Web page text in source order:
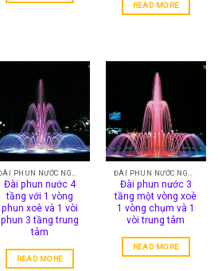
READ MORE
Đài phun nước 4
tầng với 1 vòng
phun xoè và 1 vòi
phun 3 tầng trung
tâm
READ MORE
Đài phun nước 3
tầng một vòng xoè
1 vòng chụm và 1
vòi trung tâm
READ MORE